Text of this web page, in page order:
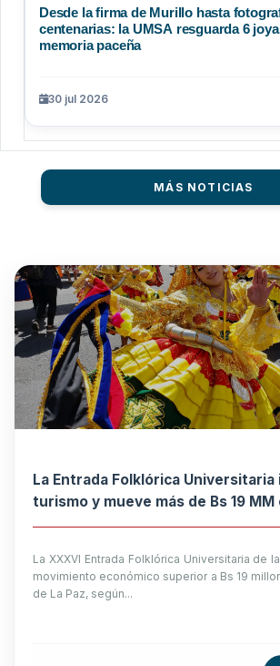
Desde la firma de Murillo hasta
centenarias: la UMSA resguarda 6
memoria paceña
30 jul 2026
MÁS NOTICIAS
La Entrada Folklórica Universitaria
turismo y mueve más de Bs 19 MM
La XXXVI Entrada Folklórica Universitaria de
movimiento económico superior a Bs 19
de La Paz, según...